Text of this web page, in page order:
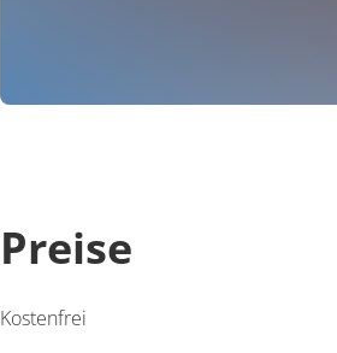
Preise
Kostenfrei